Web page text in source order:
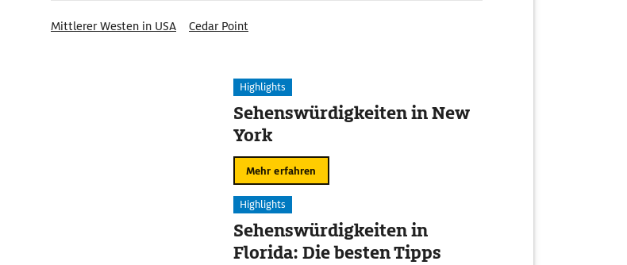
Mittlerer Westen in USA Cedar Point
Highlights
Sehenswürdigkeiten in New
York
Mehr erfahren
Highlights
Sehenswürdigkeiten in
Florida: Die besten Tipps